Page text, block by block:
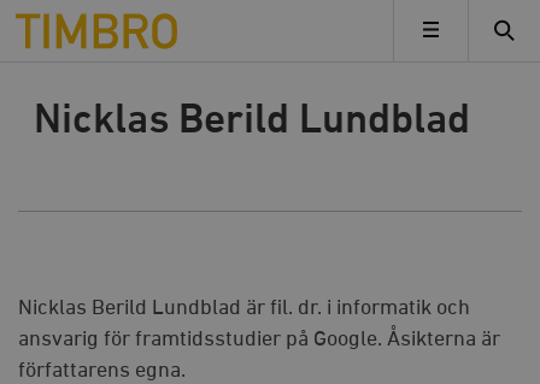
Timbro
MENY
Nicklas Berild Lundblad
Nicklas Berild Lundblad är fil. dr. i informatik och
ansvarig för framtidsstudier på Google. Åsikterna är
författarens egna.